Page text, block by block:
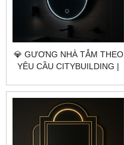
💎 GƯƠNG NHÀ TẮM THEO
YÊU CẦU CITYBUILDING |
GIÁ GƯƠNG NHÀ TẮM
QUẬN 10 TP.HCM